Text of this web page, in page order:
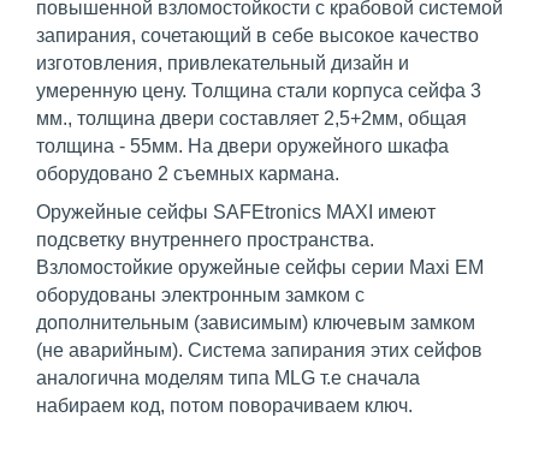
повышенной взломостойкости с крабовой системой
запирания, сочетающий в себе высокое качество
изготовления, привлекательный дизайн и
умеренную цену. Толщина стали корпуса сейфа 3
мм., толщина двери составляет 2,5+2мм, общая
толщина - 55мм. На двери оружейного шкафа
оборудовано 2 съемных кармана.
Оружейные сейфы SAFEtronics MAXI имеют
подсветку внутреннего пространства.
Взломостойкие оружейные сейфы серии Maxi EM
оборудованы электронным замком с
дополнительным (зависимым) ключевым замком
(не аварийным). Система запирания этих сейфов
аналогична моделям типа MLG т.е сначала
набираем код, потом поворачиваем ключ.